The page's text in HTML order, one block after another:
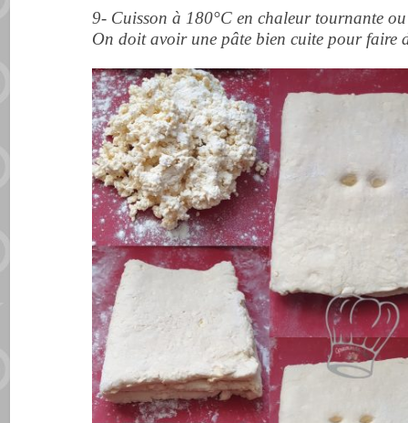
9- Cuisson à 180°C en chaleur tournante
On doit avoir une pâte bien cuite pour faire